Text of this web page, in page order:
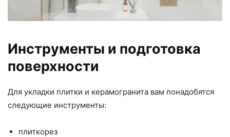
Инструменты и подготовка
поверхности
Для укладки плитки и керамогранита вам понадобятся
следующие инструменты:
плиткорез